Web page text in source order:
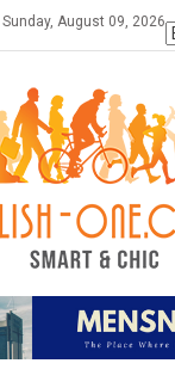
Sunday, August 09, 2026